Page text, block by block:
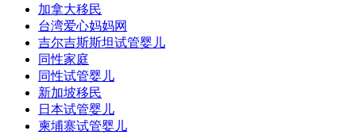
加拿大移民
台湾爱心妈妈网
吉尔吉斯斯坦试管婴儿
同性家庭
同性试管婴儿
新加坡移民
日本试管婴儿
柬埔寨试管婴儿